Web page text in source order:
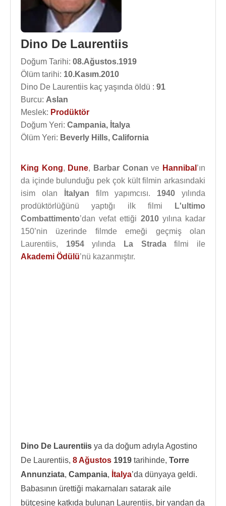
Dino De Laurentiis
Doğum Tarihi: 08.Ağustos.1919
Ölüm tarihi: 10.Kasım.2010
Dino De Laurentiis kaç yaşında öldü : 91
Burcu: Aslan
Meslek: Prodüktör
Doğum Yeri: Campania, İtalya
Ölüm Yeri: Beverly Hills, California
King Kong, Dune, Barbar Conan ve Hannibal ’ın
da içinde bulunduğu pek çok kült filmin arkasındaki
isim olan
İtalyan film yapımcısı. 1940 yılında
prodüktörlüğünü yaptığı ilk filmi
L'ultimo
Combattimento’dan vefat ettiği 2010yılına kadar
150’nin üzerinde filmde emeği geçmiş olan
Laurentiis, 1954yılında La Stradafilmi ile
Akademi Ödülü’nü kazanmıştır.
Dino De Laurentiis ya da doğum adıyla Agostino
De Laurentiis, 8 Ağustos 1919 tarihinde, Torre
Annunziata, Campania, İtalya’da dünyaya geldi.
Babasının ürettiği makarnaları satarak aile
bütçesine katkıda bulunan Laurentiis, bir yandan da